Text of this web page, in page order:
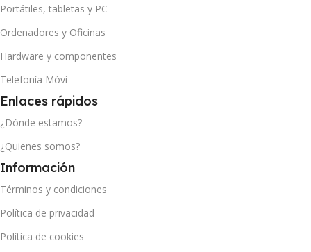
Portátiles, tabletas y PC
Ordenadores y Oficinas
Hardware y componentes
Telefonía Móvi
Enlaces rápidos
¿Dónde estamos?
¿Quienes somos?
Información
Términos y condiciones
Política de privacidad
Política de cookies